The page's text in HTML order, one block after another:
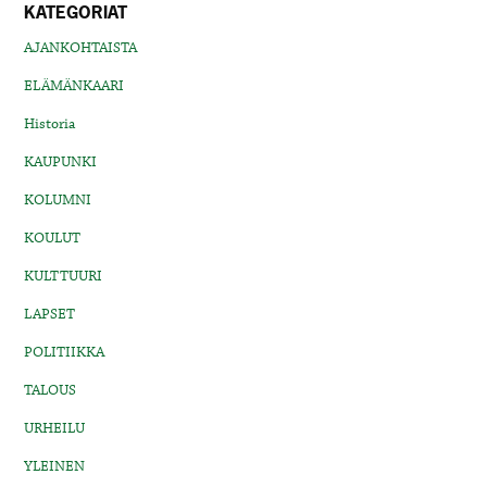
KATEGORIAT
AJANKOHTAISTA
ELÄMÄNKAARI
Historia
KAUPUNKI
KOLUMNI
KOULUT
KULTTUURI
LAPSET
POLITIIKKA
TALOUS
URHEILU
YLEINEN